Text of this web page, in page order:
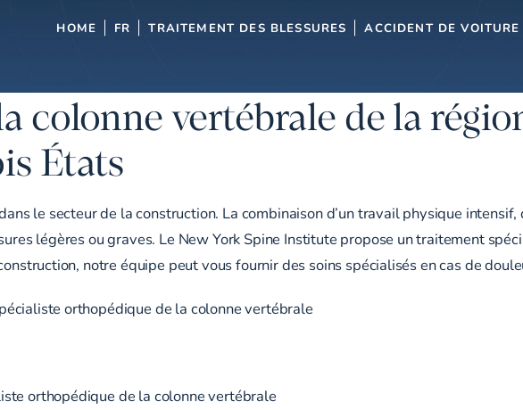
HOME FR TRAITEMENT DES BLESSURES ACCIDENT DE VOITURE
colonne vertébrale de la
États
le secteur de la construction. La combinaison d’un travail physique
légères ou graves. Le New York Spine Institute propose un traitement
notre équipe peut vous fournir des soins spécialisés en cas de
orthopédique de la colonne vertébrale
orthopédique de la colonne vertébrale